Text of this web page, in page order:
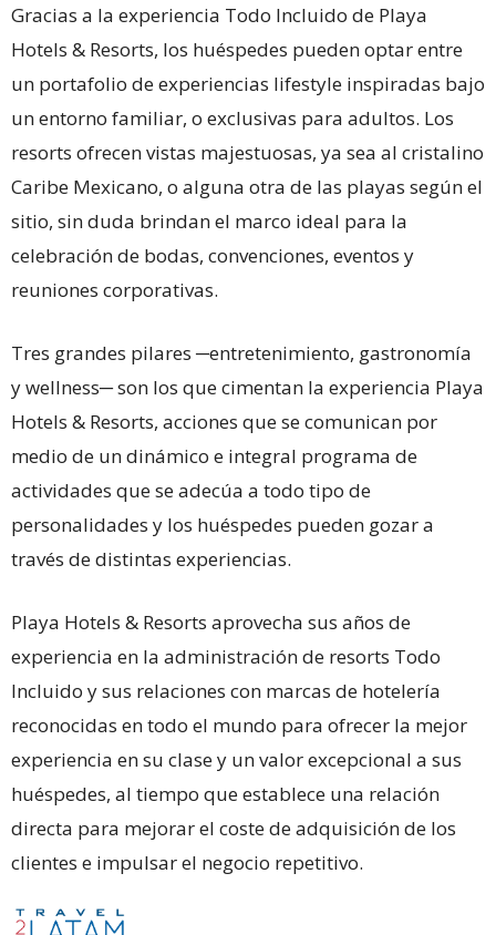
Gracias a la experiencia Todo Incluido de Playa
Hotels & Resorts, los huéspedes pueden optar entre
un portafolio de experiencias lifestyle inspiradas bajo
un entorno familiar, o exclusivas para adultos. Los
resorts ofrecen vistas majestuosas, ya sea al cristalino
Caribe Mexicano, o alguna otra de las playas según el
sitio, sin duda brindan el marco ideal para la
celebración de bodas, convenciones, eventos y
reuniones corporativas.
Tres grandes pilares ─entretenimiento, gastronomía
y wellness─ son los que cimentan la experiencia Playa
Hotels & Resorts, acciones que se comunican por
medio de un dinámico e integral programa de
actividades que se adecúa a todo tipo de
personalidades y los huéspedes pueden gozar a
través de distintas experiencias.
Playa Hotels & Resorts aprovecha sus años de
experiencia en la administración de resorts Todo
Incluido y sus relaciones con marcas de hotelería
reconocidas en todo el mundo para ofrecer la mejor
experiencia en su clase y un valor excepcional a sus
huéspedes, al tiempo que establece una relación
directa para mejorar el coste de adquisición de los
clientes e impulsar el negocio repetitivo.